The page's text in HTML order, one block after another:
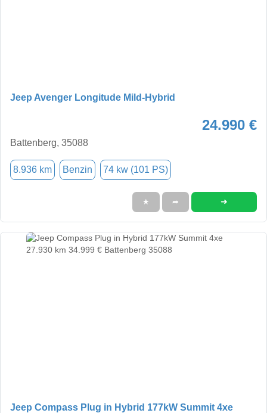
Jeep Avenger Longitude Mild-Hybrid
24.990 €
Battenberg, 35088
8.936 km Benzin 74 kw (101 PS)
★ ➦ ➜
Jeep Compass Plug in Hybrid 177kW Summit 4xe